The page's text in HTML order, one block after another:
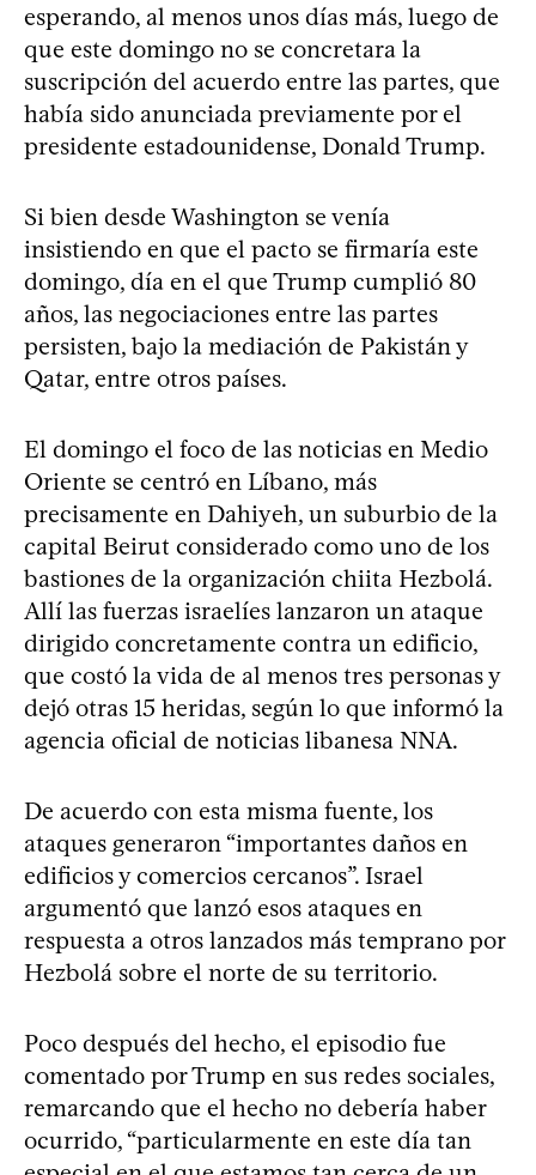
esperando, al menos unos días más, luego de
que este domingo no se concretara la
suscripción del acuerdo entre las partes, que
había sido anunciada previamente por el
presidente estadounidense, Donald Trump.
Si bien desde Washington se venía
insistiendo en que el pacto se firmaría este
domingo, día en el que Trump cumplió 80
años, las negociaciones entre las partes
persisten, bajo la mediación de Pakistán y
Qatar, entre otros países.
El domingo el foco de las noticias en Medio
Oriente se centró en Líbano, más
precisamente en Dahiyeh, un suburbio de la
capital Beirut considerado como uno de los
bastiones de la organización chiita Hezbolá.
Allí las fuerzas israelíes lanzaron un ataque
dirigido concretamente contra un edificio,
que costó la vida de al menos tres personas y
dejó otras 15 heridas, según lo que informó la
agencia oficial de noticias libanesa NNA.
De acuerdo con esta misma fuente, los
ataques generaron “importantes daños en
edificios y comercios cercanos”. Israel
argumentó que lanzó esos ataques en
respuesta a otros lanzados más temprano por
Hezbolá sobre el norte de su territorio.
Poco después del hecho, el episodio fue
comentado por Trump en sus redes sociales,
remarcando que el hecho no debería haber
ocurrido, “particularmente en este día tan